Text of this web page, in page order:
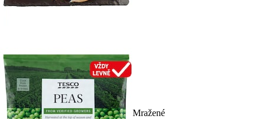
Mražené